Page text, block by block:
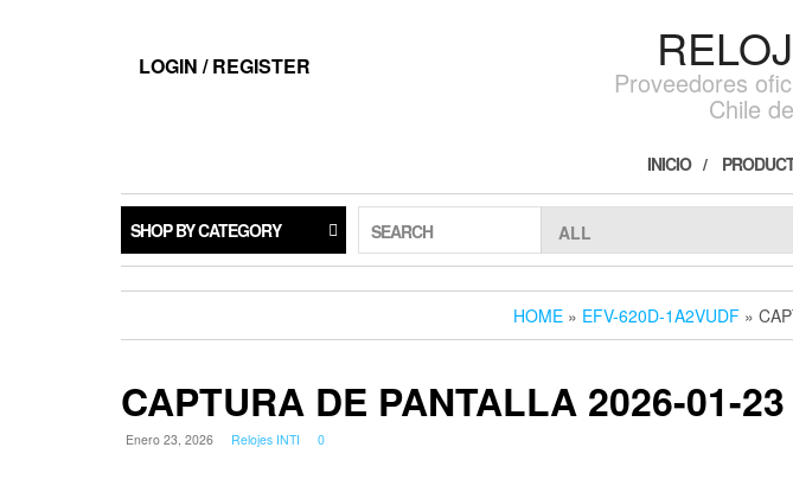
Proveedores
Chile
LOGIN / REGISTER
INICIO
SHOP BY CATEGORY SEARCH
HOME » EFV-620D-1A2VUDF »
CAPTURA DE PANTALLA 2026-01-
Enero 23, 2026 Relojes INTI 0